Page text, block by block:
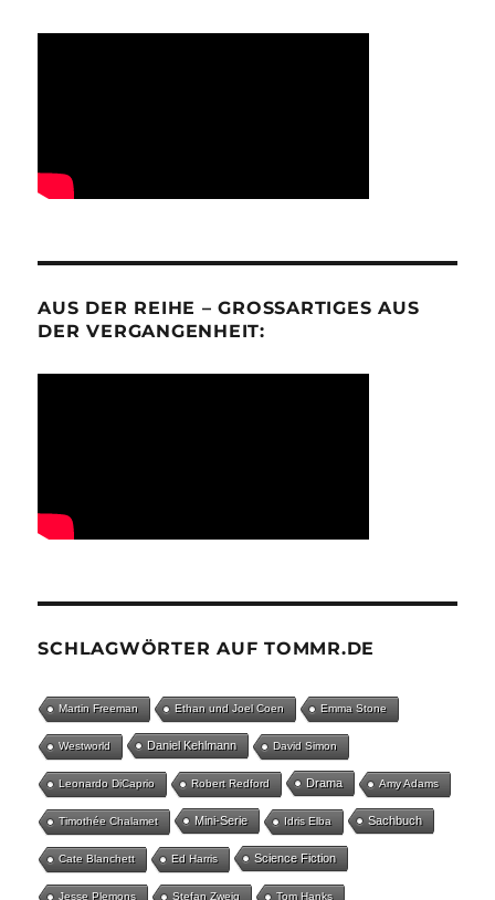
AUS DER REIHE – GROSSARTIGES AUS D
ER VERGANGENHEIT:
SCHLAGWÖRTER AUF TOMMR.DE
Martin Freeman Ethan und Joel Coen Emma Stone
Westworld Daniel Kehlmann David Simon
Leonardo DiCaprio Robert Redford Drama Amy Adams
Timothée Chalamet Mini-Serie Idris Elba Sachbuch
Cate Blanchett Ed Harris Science Fiction
Jesse Plemons Stefan Zweig Tom Hanks